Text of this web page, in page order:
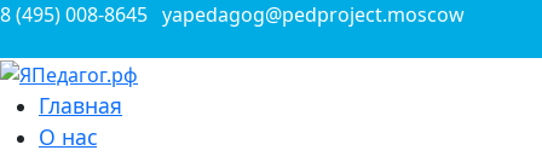
Перейти
содержимому
8 (495) 008-8645 yapedagog@pedproject.moscow
ЯПедагог.рф
Всероссийские конкурсы для педагогов
Главная
О нас